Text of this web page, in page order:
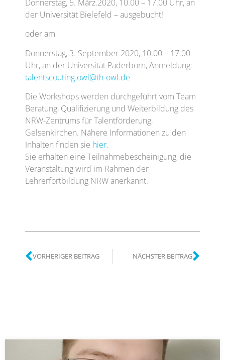
Donnerstag, 5. März.2020, 10.00 – 17.00 Uhr, an
der Universität Bielefeld – ausgebucht!
oder am
Donnerstag, 3. September 2020, 10.00 – 17.00
Uhr, an der Universität Paderborn, Anmeldung:
talentscouting.owl@th-owl.de
Die Workshops werden durchgeführt vom Team
Beratung, Qualifizierung und Weiterbildung des
NRW-Zentrums für Talentförderung,
Gelsenkirchen. Nähere Informationen zu den
Inhalten finden sie hier.
Sie erhalten eine Teilnahmebescheinigung, die
Veranstaltung wird im Rahmen der
Lehrerfortbildung NRW anerkannt.
VORHERIGER BEITRAG NÄCHSTER BEITRAG